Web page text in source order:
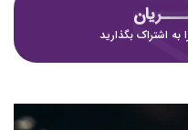
اشتراک بگذارید